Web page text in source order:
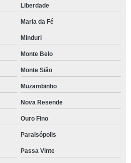
Liberdade
Maria da Fé
Minduri
Monte Belo
Monte Sião
Muzambinho
Nova Resende
Ouro Fino
Paraisópolis
Passa Vinte